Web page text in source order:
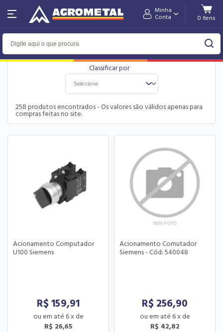
Minha
Conta
Home SIEMENS
258 produtos encontrados - Os valores são válidos apenas para
compras feitas no site.
Acionamento Computador
U100 Siemens
R$ 159,91
6x de
R$ 26,65
Acionamento Comutador
Siemens - Cód: 540048
R$ 256,90
6x de
R$ 42,82